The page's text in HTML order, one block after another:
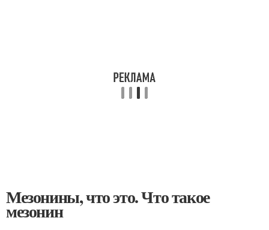
Мезонины, что это. Что такое
мезонин